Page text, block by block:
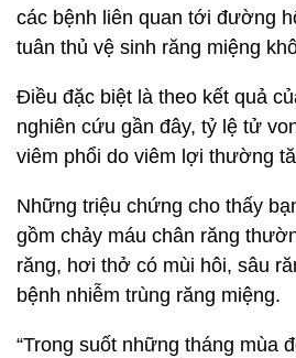
các bệnh liên quan tới đường
tuân thủ vệ sinh răng miệng
Điều đặc biệt là theo kết quả
nghiên cứu gần đây, tỷ lệ tử
viêm phổi do viêm lợi thường
Những triệu chứng cho thấy
gồm chảy máu chân răng
răng, hơi thở có mùi hôi, sâu
bệnh nhiễm trùng răng miệng.
“Trong suốt những tháng mùa